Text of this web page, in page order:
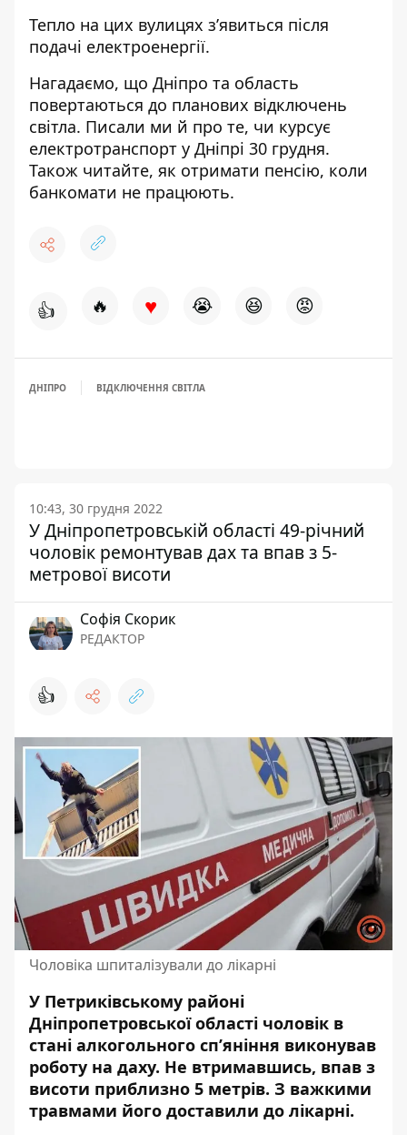
Тепло на цих вулицях з’явиться після
подачі електроенергії.
Нагадаємо, що Дніпро та область
повертаються до планових відключень
світла. Писали ми й про те, чи курсує
електротранспорт у Дніпрі 30 грудня.
Також читайте, як отримати пенсію, коли
банкомати не працюють.
👍 🔥 ♥ 😭 😆 😡
ДНІПРО ВІДКЛЮЧЕННЯ СВІТЛА
10:43, 30 грудня 2022
У Дніпропетровській області 49-річний
чоловік ремонтував дах та впав з 5-
метрової висоти
Софія Скорик
РЕДАКТОР
👍
Чоловіка шпиталізували до лікарні
У Петриківському районі
Дніпропетровської області чоловік в
стані алкогольного сп’яніння виконував
роботу на даху. Не втримавшись, впав з
висоти приблизно 5 метрів. З важкими
травмами його доставили до лікарні.